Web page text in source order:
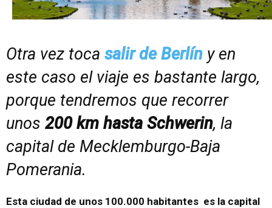
Otra vez toca salir de Berlín y en
este caso el viaje es bastante largo,
porque tendremos que recorrer
unos 200 km hasta Schwerin, la
capital de Mecklemburgo-Baja
Pomerania.
Esta ciudad de unos 100.000 habitantes es la capital